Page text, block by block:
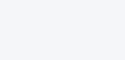
Help